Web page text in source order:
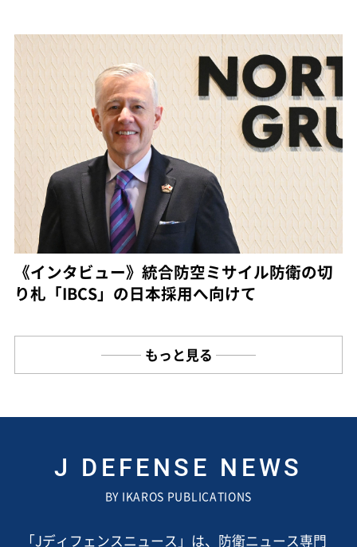
《インタビュー》統合防空ミサイル防衛の切
り札「IBCS」の日本採用へ向けて
もっと見る
J DEFENSE NEWS
BY IKAROS PUBLICATIONS
「Jディフェンスニュース」は、防衛ニュース専門